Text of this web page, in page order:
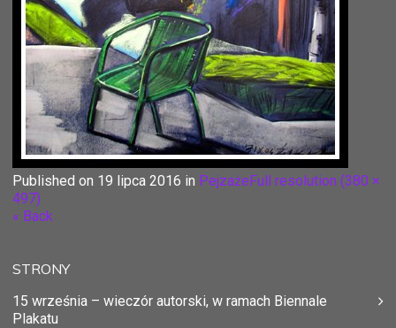
Published on 19 lipca 2016 in PejzażeFull resolution (380 ×
497)
« Back
STRONY
15 września – wieczór autorski, w ramach Biennale
Plakatu